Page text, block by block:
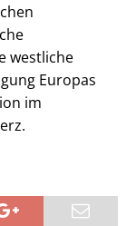
westliche
Europas
im